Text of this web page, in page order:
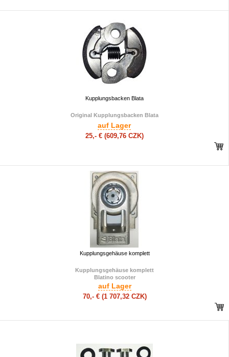
Kupplungsbacken Blata
Original Kupplungsbacken Blata
auf Lager
25,- € (609,76 CZK)
Kupplungsgehäuse komplett
Kupplungsgehäuse komplett
Blatino scooter
auf Lager
70,- € (1 707,32 CZK)